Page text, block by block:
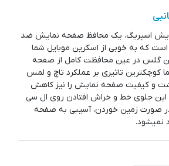
اسپریگ، یک محافظ صفحه نمایش ضد
که به خوبی از اسکرین موبایل شما
گلس در عین محافظت کامل از صفحه
کوچکترین تاثیری بر عملکرد تاچ و لمس
و کیفیت صفحه نمایش را نیز کاهش
این جلوی خط و خراش افتادن روی ال سی
صورت زمین خوردن، آسیبی به صفحه
نمیشود.